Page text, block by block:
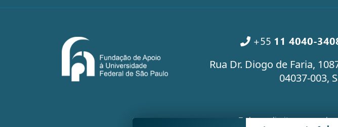
+55 11 4040-
Rua Dr. Diogo de Faria,
04037-003,
Todos os direitos